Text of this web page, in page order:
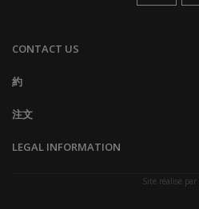
CONTACT US
約
注文
LEGAL INFORMATION
Site réalisé par